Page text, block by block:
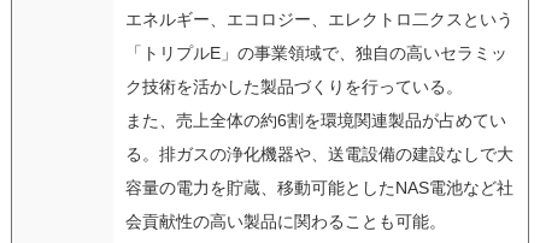
エネルギー、エコロジー、エレクトロ二クスという
「トリプルE」の事業領域で、独自の高いセラミッ
ク技術を活かした製品づくりを行っている。
また、売上全体の約6割を環境関連製品が占めてい
る。排ガスの浄化機器や、送電設備の建設なしで大
容量の電力を貯蔵、移動可能としたNAS電池など社
会貢献性の高い製品に関わることも可能。